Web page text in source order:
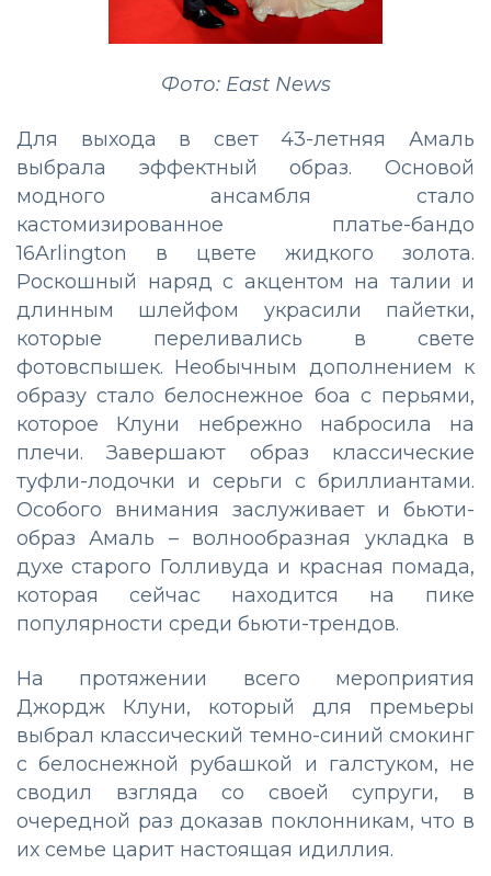
Фото: East News
Для выхода в свет 43-летняя Амаль
выбрала эффектный образ. Основой
модного ансамбля стало
кастомизированное платье-бандо
16Arlington в цвете жидкого золота.
Роскошный наряд с акцентом на талии и
длинным шлейфом украсили пайетки,
которые переливались в свете
фотовспышек. Необычным дополнением к
образу стало белоснежное боа с перьями,
которое Клуни небрежно набросила на
плечи. Завершают образ классические
туфли-лодочки и серьги с бриллиантами.
Особого внимания заслуживает и бьюти-
образ Амаль – волнообразная укладка в
духе старого Голливуда и красная помада,
которая сейчас находится на пике
популярности среди бьюти-трендов.
На протяжении всего мероприятия
Джордж Клуни, который для премьеры
выбрал классический темно-синий смокинг
с белоснежной рубашкой и галстуком, не
сводил взгляда со своей супруги, в
очередной раз доказав поклонникам, что в
их семье царит настоящая идиллия.